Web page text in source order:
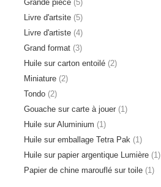
Grande pièce (5)
Livre d'artsite (5)
Livre d'artiste (4)
Grand format (3)
Huile sur carton entoilé (2)
Miniature (2)
Tondo (2)
Gouache sur carte à jouer (1)
Huile sur Aluminium (1)
Huile sur emballage Tetra Pak (1)
Huile sur papier argentique Lumière (1)
Papier de chine marouflé sur toile (1)